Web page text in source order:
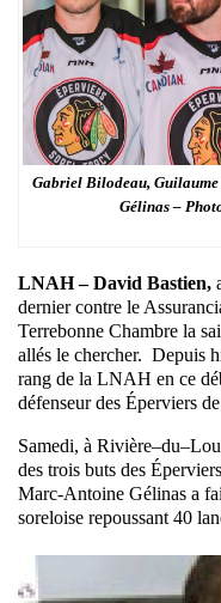
Gabriel Bilodeau,
Gélinas –
LNAH – David Bastien,
dernier contre le
Terrebonne Chambre la
allés le chercher. Depuis
rang de la LNAH en ce
défenseur des Éperviers
Samedi, à
des trois buts des
Marc-Antoine Gélinas a
soreloise repoussant 40